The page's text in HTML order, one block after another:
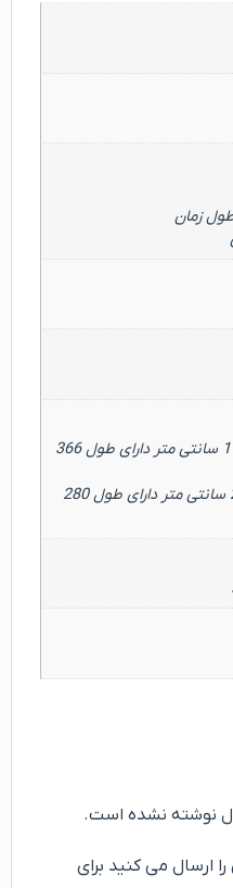
زمان
• شاخه ها در عرض های 7، 9 و 11 سانتی متر دارای طول 366
• شاخه ها در عرض های 15 و 24 سانتی متر دارای طول 280
نوشته نشده است.
ارسال می کنید برای